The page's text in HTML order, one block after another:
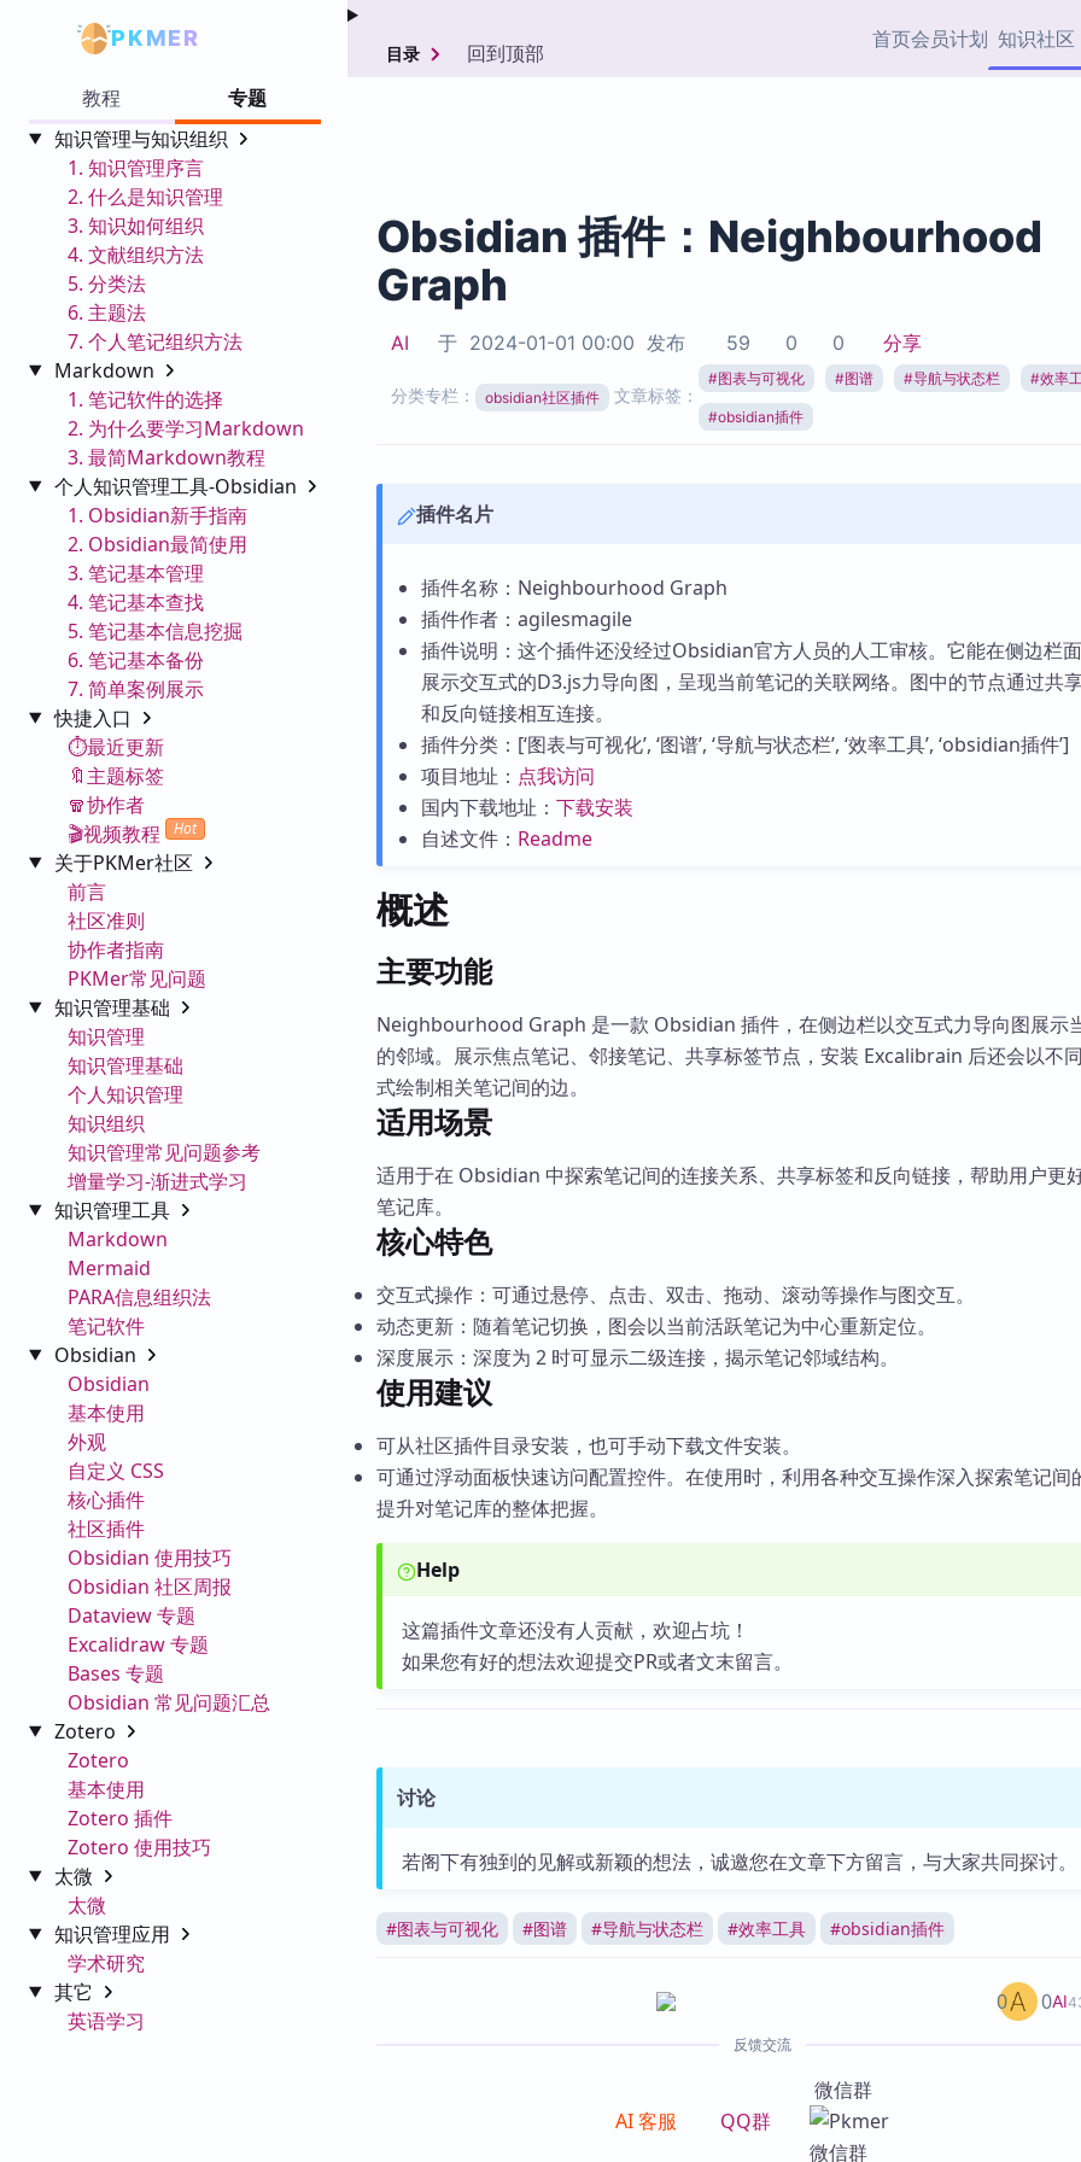
PKMER 首页会员计划 知识社区
协作者
Zotero 专题
Obsidian 专题
Zotero 插件
Zotero 插件资源与加速
挂
教程
专题
知识管理与知识组织
1. 知识管理序言
2. 什么是知识管理
3. 知识如何组织
4. 文献组织方法
5. 分类法
6. 主题法
7. 个人笔记组织方法
Markdown
1. 笔记软件的选择
2. 为什么要学习Markdown
3. 最简Markdown教程
个人知识管理工具-Obsidian
1. Obsidian新手指南
2. Obsidian最简使用
3. 笔记基本管理
4. 笔记基本查找
5. 笔记基本信息挖掘
6. 笔记基本备份
7. 简单案例展示
快捷入口
⏱️最近更新
🔖主题标签
🧣协作者
🎬视频教程
Hot
关于PKMer社区
前言
社区准则
协作者指南
PKMer常见问题
知识管理基础
知识管理
知识管理基础
个人知识管理
知识组织
知识管理常见问题参考
增量学习-渐进式学习
知识管理工具
Markdown
Mermaid
PARA信息组织法
笔记软件
Obsidian
Obsidian
基本使用
外观
自定义 CSS
核心插件
社区插件
Obsidian 使用技巧
Obsidian 社区周报
Dataview 专题
Excalidraw 专题
Bases 专题
Obsidian 常见问题汇总
Zotero
Zotero
基本使用
Zotero 插件
Zotero 使用技巧
太微
太微
知识管理应用
学术研究
其它
英语学习
目录 回到顶部
Obsidian 插件：Neighbourhood
Graph
AI 于 2024-01-01 00:00 发布 59 0 0 分享
分类专栏： obsidian社区插件 文章标签：
#图表与可视化 #图谱 #导航与状态栏 #效率
#obsidian插件
插件名片
插件名称：Neighbourhood Graph
插件作者：agilesmagile
插件说明：这个插件还没经过Obsidian官方人员的人工审核。它能在侧边栏
展示交互式的D3.js力导向图，呈现当前笔记的关联网络。图中的节点通过共
和反向链接相互连接。
插件分类：[‘图表与可视化’, ‘图谱’, ‘导航与状态栏’, ‘效率工具’, ‘obsidian插件’]
项目地址： 点我访问
国内下载地址： 下载安装
自述文件： Readme
概述
主要功能
Neighbourhood Graph 是一款 Obsidian 插件，在侧边栏以交互式力导向图展示
的邻域。展示焦点笔记、邻接笔记、共享标签节点，安装 Excalibrain 后还会以不
式绘制相关笔记间的边。
适用场景
适用于在 Obsidian 中探索笔记间的连接关系、共享标签和反向链接，帮助用户更
笔记库。
核心特色
交互式操作：可通过悬停、点击、双击、拖动、滚动等操作与图交互。
动态更新：随着笔记切换，图会以当前活跃笔记为中心重新定位。
深度展示：深度为 2 时可显示二级连接，揭示笔记邻域结构。
使用建议
可从社区插件目录安装，也可手动下载文件安装。
可通过浮动面板快速访问配置控件。在使用时，利用各种交互操作深入探索笔记间
提升对笔记库的整体把握。
Help
这篇插件文章还没有人贡献，欢迎占坑！
如果您有好的想法欢迎提交PR或者文末留言。
讨论
若阁下有独到的见解或新颖的想法，诚邀您在文章下方留言，与大家共同探讨。
#图表与可视化 #图谱 #导航与状态栏 #效率工具 #obsidian插件
AI
0 0
反馈交流
AI 客服 QQ群
微信群